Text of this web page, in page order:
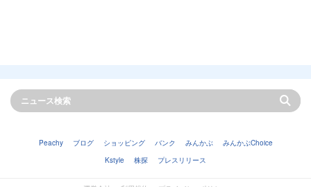
Peachy ブログ ショッピング バンク みんかぶ
みんかぶChoice
Kstyle
株探 プレスリリース